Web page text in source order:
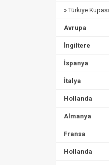
» Türkiye Kupası
Avrupa
İngiltere
İspanya
İtalya
Hollanda
Almanya
Fransa
Hollanda